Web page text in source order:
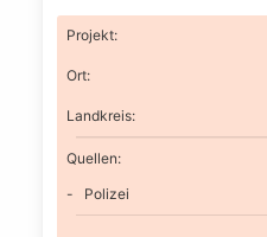
Projekt:
Ort:
Landkreis:
Quellen:
Polizei